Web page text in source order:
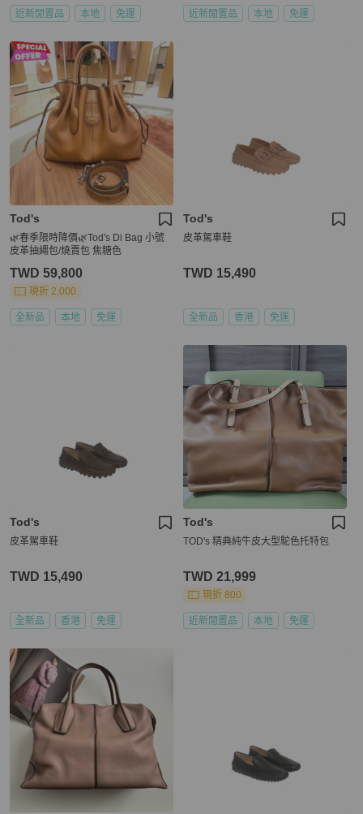
近新閒置品 本地 免運 近新閒置品 本地 免運
Tod's
🌿春季限時降價🌿Tod's Di Bag 小號
皮革抽繩包/燒賣包 焦糖色
TWD 59,800
現折 2,000
全新品 本地 免運
Tod's
皮革駕車鞋
TWD 15,490
全新品 香港 免運
Tod's
皮革駕車鞋
TWD 15,490
全新品 香港 免運
Tod's
TOD's 精典純牛皮大型駝色托特包
TWD 21,999
現折 800
近新閒置品 本地 免運